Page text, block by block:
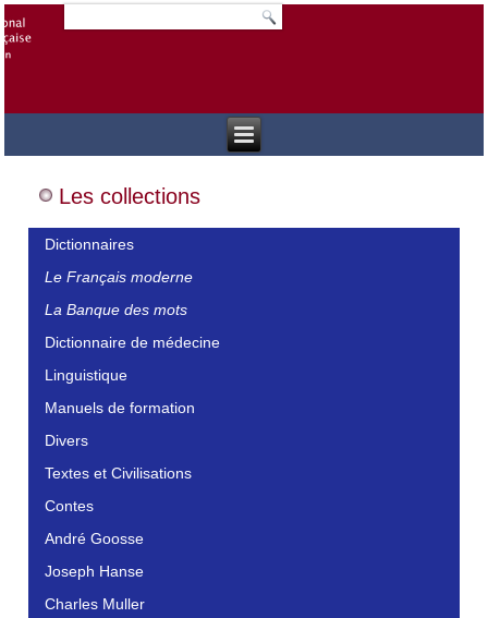
Les collections
Dictionnaires
Le Français moderne
La Banque des mots
Dictionnaire de médecine
Linguistique
Manuels de formation
Divers
Textes et Civilisations
Contes
André Goosse
Joseph Hanse
Charles Muller